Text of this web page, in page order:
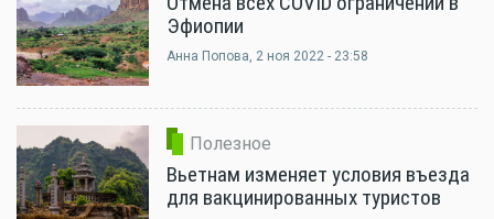
Эфиопии
Анна Попова, 2 ноя 2022 - 23:58
Полезное
Вьетнам изменяет условия въезда
для вакцинированных туристов